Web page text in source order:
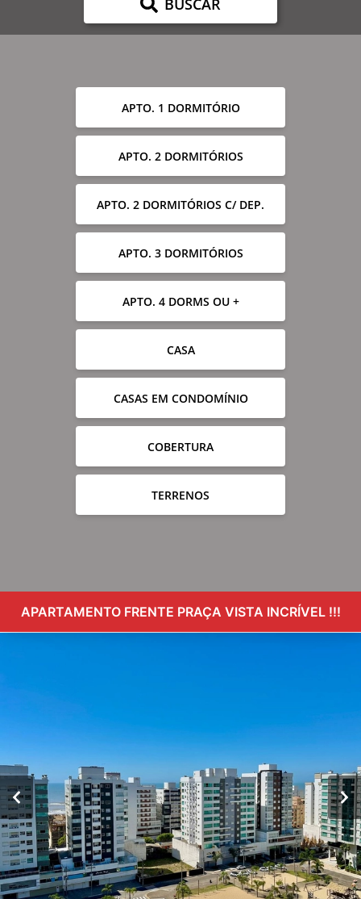
BUSCAR
APTO. 1 DORMITÓRIO
APTO. 2 DORMITÓRIOS
APTO. 2 DORMITÓRIOS C/ DEP.
APTO. 3 DORMITÓRIOS
APTO. 4 DORMS OU +
CASA
CASAS EM CONDOMÍNIO
COBERTURA
TERRENOS
APARTAMENTO FRENTE PRAÇA VISTA INCRÍVEL !!!